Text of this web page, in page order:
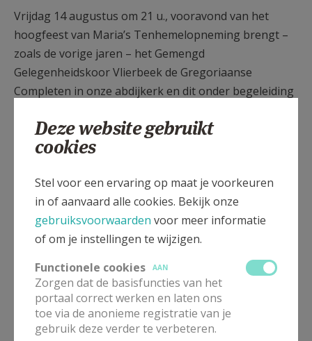
Vrijdag 14 augustus om 21 u., vooravond van het
hoogfeest van Maria’s Tenhemelopneming brengt –
zoals de vorige jaren – het Gemengd
Gelegenheidskoor Vlierbeek de Gregoriaanse
Completen in onze abdijkerk en dit onder begeleiding
hen heel veel toehoorders houden van deze traditie,
een herinnering aan het dagelijkse, korte avondgebed
ongeveer acht eeuwen bewoonden.
"Noctem quietam (et finem perfectum) concedat nobis
Dominus omnipotens". Met die gezongen slotzin
rustige nacht te bezorgen. Daarna volgde eertijds
voor de monniken de heel strikt te onderhouden
“grote stilte”.
Deze website gebruikt
cookies
Stel voor een ervaring op maat je voorkeuren
in of aanvaard alle cookies. Bekijk onze
gebruiksvoorwaarden voor meer informatie
of om je instellingen te wijzigen.
Functionele cookies
AAN
Zorgen dat de basisfuncties van het
portaal correct werken en laten ons
toe via de anonieme registratie van je
gebruik deze verder te verbeteren.